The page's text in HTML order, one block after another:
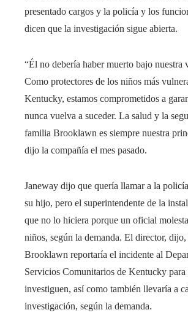
presentado cargos y la policía y los
dicen que la investigación sigue abierta.
“Él no debería haber muerto bajo nuestra
Como protectores de los niños más
Kentucky, estamos comprometidos a
nunca vuelva a suceder. La salud y la
familia Brooklawn es siempre nuestra
dijo la compañía el mes pasado.
Janeway dijo que quería llamar a la
su hijo, pero el superintendente de la
que no lo hiciera porque un oficial
niños, según la demanda. El director, dijo,
Brooklawn reportaría el incidente al
Servicios Comunitarios de Kentucky para
investiguen, así como también llevaría a
investigación, según la demanda.